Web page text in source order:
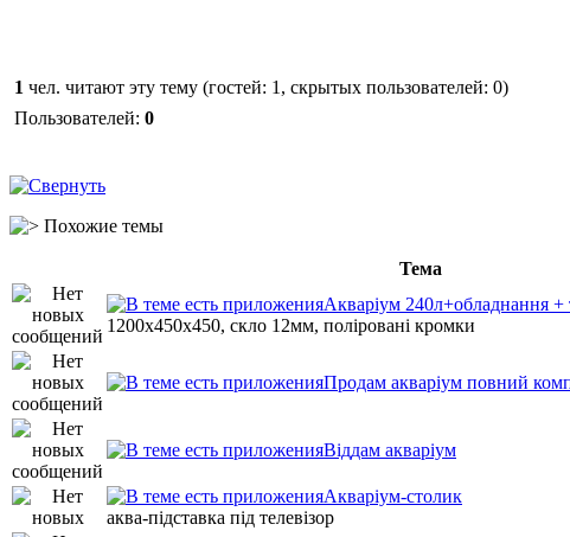
1 чел. читают эту тему (гостей: 1, скрытых пользователей: 0)
Пользователей: 0
Похожие темы
Тема
Акваріум 240л+обладнання +
1200х450х450, скло 12мм, поліровані кромки
Продам акваріум повний
Віддам акваріум
Акваріум-столик
аква-підставка під телевізор